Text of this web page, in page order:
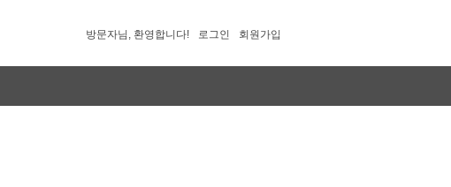
방문자님, 환영합니다! 로그인 회원가입